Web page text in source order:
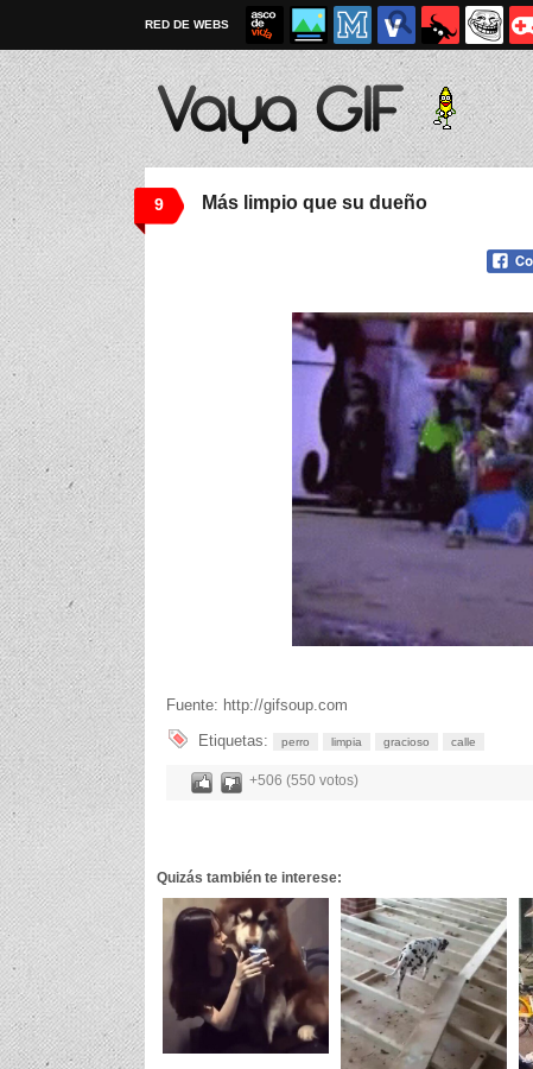
RED DE WEBS
9 Más limpio que su dueño
Fuente: http://gifsoup.com
Etiquetas:
perro limpia gracioso calle
+506 (550 votos)
Quizás también te interese: